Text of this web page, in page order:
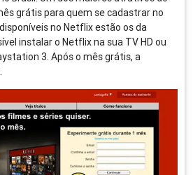
grátis para quem se cadastrar no
no Netflix estão os da
instalar o Netflix na sua TV HD ou
3. Após o mês grátis, a